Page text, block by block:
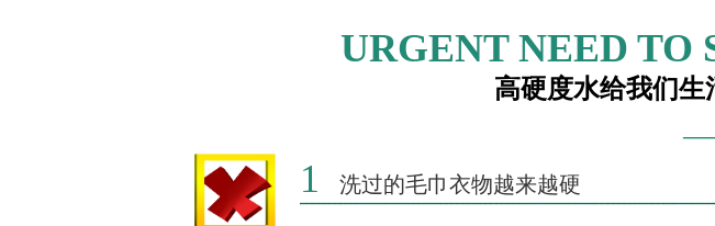
URGENT NEED TO
高硬度水给我们生
1 洗过的毛巾衣物越来越硬